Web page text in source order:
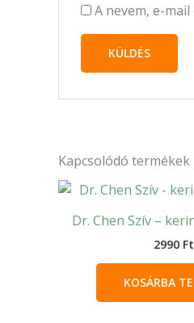
A nevem, e-
Kapcsolódó termékek
Dr. Chen Szív –
2990 Ft
KOSÁRBA